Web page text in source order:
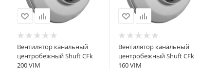
Вентилятор канальный
центробежный Shuft CFk
200 VIM
Вентилятор канальный
центробежный Shuft CFk
160 VIM